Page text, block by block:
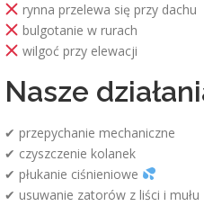
rynna przelewa się przy dachu
bulgotanie w rurach
wilgoć przy elewacji
Nasze
✔ przepychanie mechaniczne
✔ czyszczenie kolanek
✔ płukanie ciśnieniowe
✔ usuwanie zatorów z liści i mułu